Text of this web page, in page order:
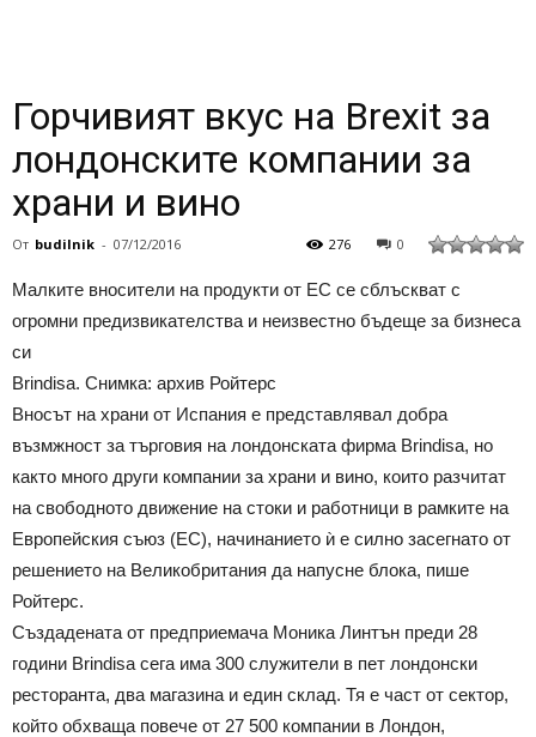
Горчивият вкус на Brexit за
лондонските компании за
храни и вино
От budilnik - 07/12/2016 0
276
Малките вносители на продукти от ЕС се сблъскват с
огромни предизвикателства и неизвестно бъдеще за бизнеса
си
Brindisa. Снимка: архив Ройтерс
Вносът на храни от Испания е представлявал добра
възмжност за търговия на лондонската фирма Brindisa, но
както много други компании за храни и вино, които разчитат
на свободното движение на стоки и работници в рамките на
Европейския съюз (ЕС), начинанието ѝ е силно засегнато от
решението на Великобритания да напусне блока, пише
Ройтерс.
Създадената от предприемача Моника Линтън преди 28
години Brindisa сега има 300 служители в пет лондонски
ресторанта, два магазина и един склад. Тя е част от сектор,
който обхваща повече от 27 500 компании в Лондон,